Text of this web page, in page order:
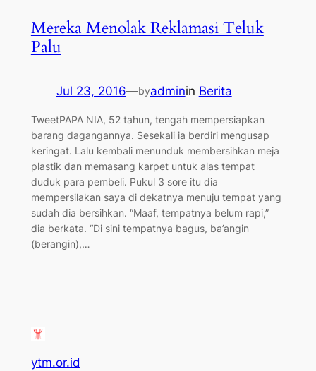
Mereka Menolak Reklamasi Teluk
Palu
Jul 23, 2016—byadminin Berita
TweetPAPA NIA, 52 tahun, tengah mempersiapkan
barang dagangannya. Sesekali ia berdiri mengusap
keringat. Lalu kembali menunduk membersihkan meja
plastik dan memasang karpet untuk alas tempat
duduk para pembeli. Pukul 3 sore itu dia
mempersilakan saya di dekatnya menuju tempat yang
sudah dia bersihkan. “Maaf, tempatnya belum rapi,”
dia berkata. “Di sini tempatnya bagus, ba’angin
(berangin),…
ytm.or.id